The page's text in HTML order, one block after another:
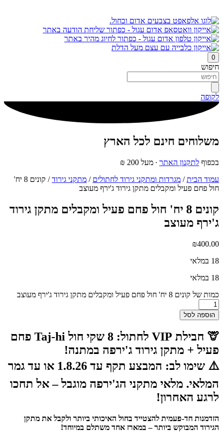
0
חיפוש
לקופה
משלוחים חינם לכל הארץ
בכפוף לתקנון האתר ∙ מעל 200 ₪
עמוד הבית/ מגרדות ומתקני גירוד לחתולים / מתקני גירוד
/ קונים 8 יח'
חול פחם פעיל ומקבלים מתקן גירוד ג'ירף מעוצב
קונים 8 יח' חול פחם פעיל ומקבלים מתקן גירוד
ג'ירף מעוצב
₪400.00
18 במלאי
18 במלאי
כמות של קונים 8 יח' חול פחם פעיל ומקבלים מתקן גירוד ג'ירף מעוצב
הוספה לסל
🦒 חבילת VIP לחתול: 8 שקי חול Taj-hi פחם
פעיל + מתקן גירוד ג'ירפה במתנה!
⚠️ שימו לב:
המבצע תקף עד 1.8.26 או עד גמר
המלאי. מלאי מתקני הג'ירפה מוגבל – אל תחכו
לרגע האחרון!
הזדמנות חד-פעמית להצטייד בחול האיכותי ביותר ולקבל את מתקן
הגירוד המבוקש ביותר – במארז אחד משתלם במיוחד!